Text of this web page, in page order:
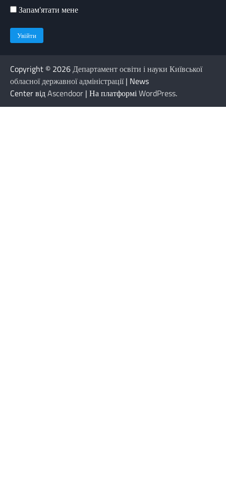
Запам'ятати мене
Copyright © 2026Департамент освіти і науки Київської
обласної державної адміністрації| News
Center відAscendoor | На платформіWordPress.